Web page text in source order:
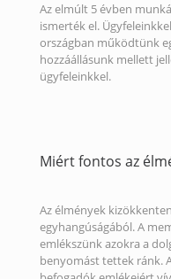
Az elmúlt 5 évben
ismerték el.
országban működtünk
hozzáállásunk mellett
ügyfeleinkkel.
Miért fontos az
Az élmények
egyhangúságából. A
emlékszünk azokra a
benyomást tettek ránk.